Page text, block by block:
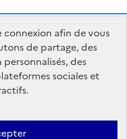
Qui sommes-nous ?
les services
connexion afin de vous
de partage, des
des
sociales et